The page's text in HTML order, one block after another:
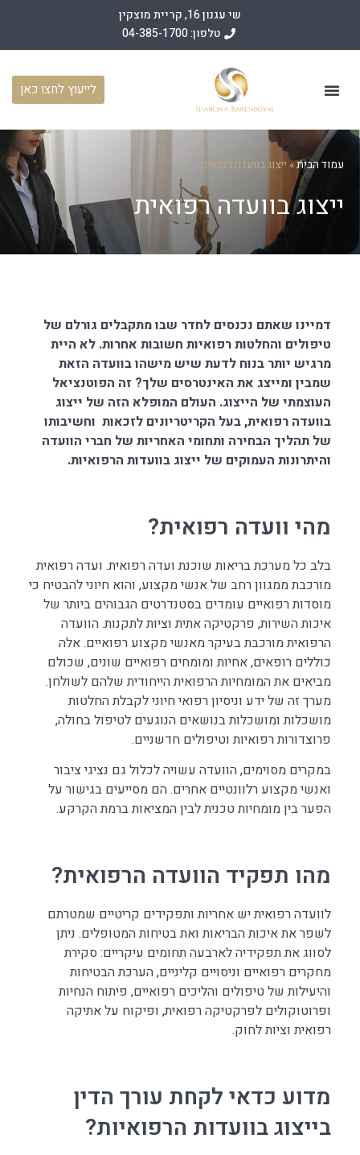
שי עגנון 16, קריית מוצקין
טלפון: 04-385-1700
לייעוץ לחצו כאן
עמוד הבית» ייצוג בוועדה רפואית
ייצוג בוועדה רפואית
דמיינו שאתם נכנסים לחדר שבו מתקבלים גורלם של
טיפולים והחלטות רפואיות חשובות אחרות. לא היית
מרגיש יותר בנוח לדעת שיש מישהו בוועדה הזאת
שמבין ומייצג את האינטרסים שלך? זה הפוטנציאל
העוצמתי של הייצוג. העולם המופלא הזה של ייצוג
בוועדה רפואית, בעל הקריטריונים לזכאות וחשיבותו
של תהליך הבחירה ותחומי האחריות של חברי הוועדה
והיתרונות העמוקים של ייצוג בוועדות הרפואיות.
מהי וועדה רפואית?
בלב כל מערכת בריאות שוכנת ועדה רפואית. ועדה רפואית
מורכבת ממגוון רחב של אנשי מקצוע, והוא חיוני להבטיח כי
מוסדות רפואיים עומדים בסטנדרטים הגבוהים ביותר של
איכות השירות, פרקטיקה אתית וציות לתקנות. הוועדה
הרפואית מורכבת בעיקר מאנשי מקצוע רפואיים. אלה
כוללים רופאים, אחיות ומומחים רפואיים שונים, שכולם
מביאים את המומחיות הרפואית הייחודית שלהם לשולחן.
מערך זה של ידע וניסיון רפואי חיוני לקבלת החלטות
מושכלות ומושכלות בנושאים הנוגעים לטיפול בחולה,
פרוצדורות רפואיות וטיפולים חדשניים.
במקרים מסוימים, הוועדה עשויה לכלול גם נציגי ציבור
ואנשי מקצוע רלוונטיים אחרים. הם מסייעים בגישור על
הפער בין מומחיות טכנית לבין המציאות ברמת הקרקע.
מהו תפקיד הוועדה הרפואית?
לוועדה רפואית יש אחריות ותפקידים קריטיים שמטרתם
לשפר את איכות הבריאות ואת בטיחות המטופלים. ניתן
לסווג את תפקידיה לארבעה תחומים עיקריים: סקירת
מחקרים רפואיים וניסויים קליניים, הערכת הבטיחות
והיעילות של טיפולים והליכים רפואיים, פיתוח הנחיות
ופרוטוקולים לפרקטיקה רפואית, ופיקוח על אתיקה
רפואית וציות לחוק.
מדוע כדאי לקחת עורך הדין
בייצוג בוועדות הרפואיות?